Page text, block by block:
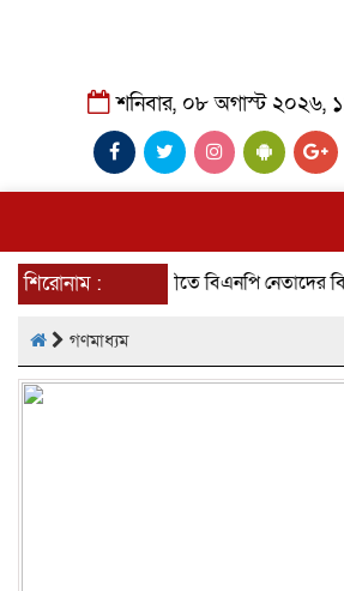
শনিবার, ০৮ অগাস্ট ২০২৬,
শিরোনাম :গৌরনদীতে বিএনপি নেতাদের বিরুদ্ধে
গণমাধ্যম